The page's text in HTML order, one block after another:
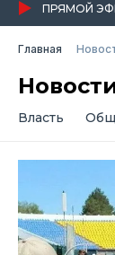
ПРЯМОЙ
Главная
Власть